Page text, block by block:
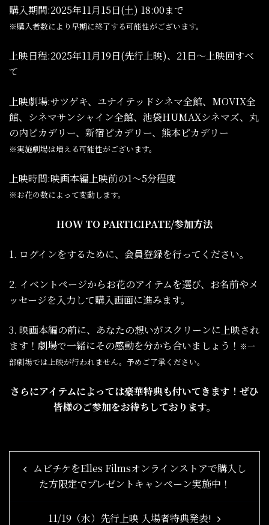
購入期間:2025年11月15日(土) 18:00まで
※購入者数により早期に終了する可能性がございます。
上映日程:2025年11月19日(先行上映)、21日～上映回すべ
て
上映劇場:サツゲキ、ユナイテッドシネマ全館、MOVIX全
館、シネマサンシャイン全館、池袋HUMAXシネマズ、丸
の内ピカデリー、新宿ピカデリー、熊本ピカデリー
※実施劇場は増える可能性がございます。
上映時間:映画本編上映前の1〜5分程度
※お花の数によって変動します。
HOW TO PARTICIPATE/参加方法
1. ログインをするために、会員登録を行ってください。
2. イベントページからお花のアイテムを選び、お名前やメ
ッセージを入力して購入画面に進みます。
3. 映画本編の前に、あなたの想いがスクリーンに上映され
ます！劇場で一緒にその感動を分かち合いましょう！ ※一
部劇場では上映が行われません。予めご了承ください。
さらにアイテムによっては豪華特典も付いてきます！ぜひ
皆様のご参加をお待ちしております。
Post
navigation
ムビチケをElles Filmsオンラインストアで購入し
た方限定でプレゼントキャンペーン実施中！
11/19（水）先行上映 入場者特典発表!